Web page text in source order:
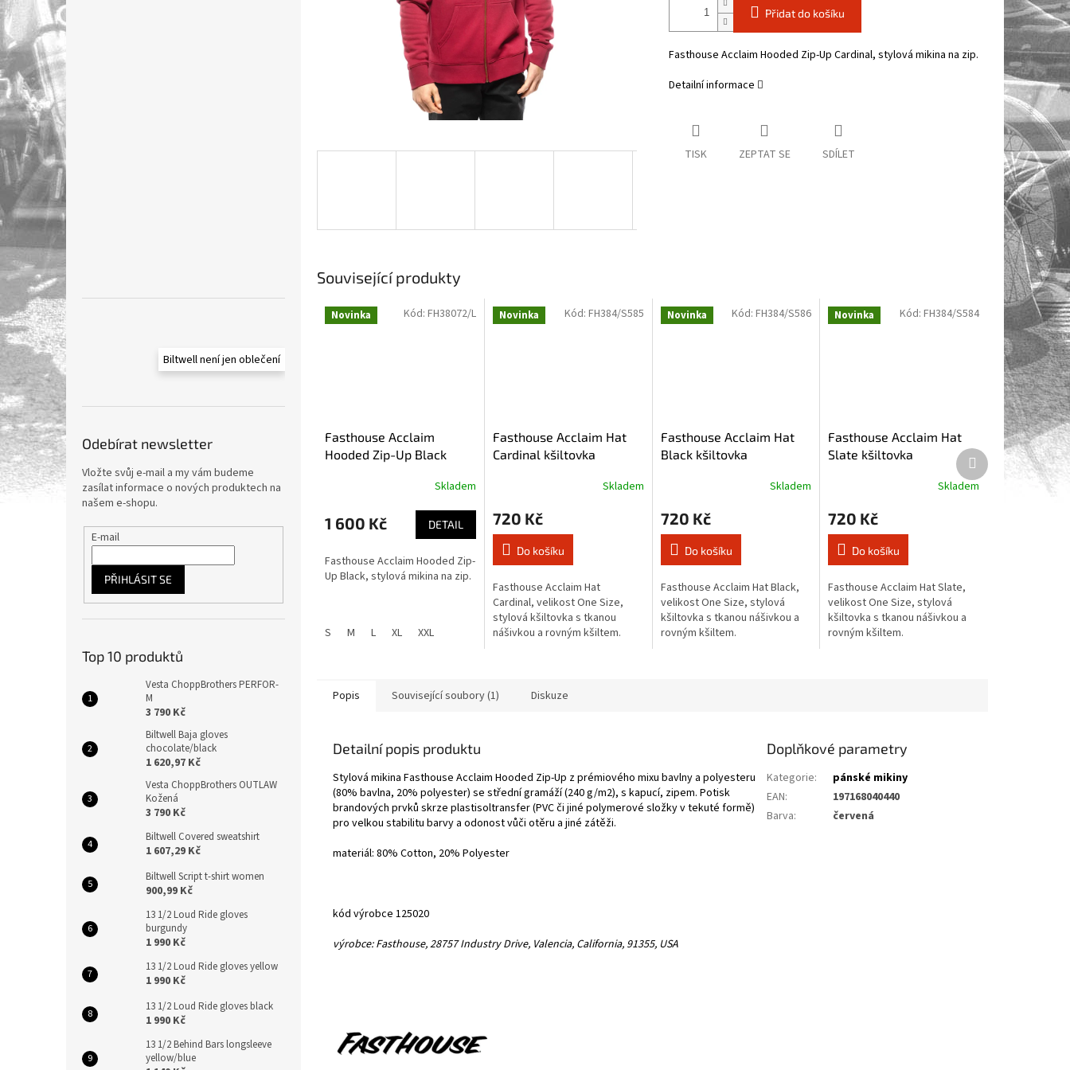
n
e
Biltwell není jen oblečení
Odebírat newsletter
Vložte svůj e-mail a my vám budeme
zasílat informace o nových produktech na
našem e-shopu.
E-mail
PŘIHLÁSIT SE
Top 10 produktů
Vesta ChoppBrothers PERFOR-
M
3 790 Kč
Biltwell Baja gloves
chocolate/black
1 620,97 Kč
Vesta ChoppBrothers OUTLAW
Kožená
3 790 Kč
Biltwell Covered sweatshirt
1 607,29 Kč
Biltwell Script t-shirt women
900,99 Kč
13 1/2 Loud Ride gloves
burgundy
1 990 Kč
13 1/2 Loud Ride gloves yellow
1 990 Kč
13 1/2 Loud Ride gloves black
1 990 Kč
13 1/2 Behind Bars longsleeve
yellow/blue
Přidat do košíku
Fasthouse Acclaim Hooded Zip-Up Cardinal, stylová mikina na zip.
Detailní informace
TISK ZEPTAT SE SDÍLET
Související produkty
Novinka
Fasthouse Acclaim
Hooded Zip-Up Black
Skladem
1 600 Kč DETAIL
Fasthouse Acclaim Hooded Zip-
Up Black, stylová mikina na zip.
S M L XL XXL
Kód: FH38072/L Novinka
Fasthouse Acclaim Hat
Cardinal kšiltovka
Skladem
720 Kč
Do košíku
Fasthouse Acclaim Hat
Cardinal, velikost One Size,
stylová kšiltovka s tkanou
nášivkou a rovným kšiltem.
Kód: FH384/S585 Novinka
Fasthouse Acclaim Hat
Black kšiltovka
Skladem
720 Kč
Do košíku
Fasthouse Acclaim Hat Black,
velikost One Size, stylová
kšiltovka s tkanou nášivkou a
rovným kšiltem.
Kód:FH384/S586 Novinka
Fasthouse Acclaim Hat
Slate kšiltovka
Skladem
720 Kč
Do košíku
Fasthouse Acclaim Hat Slate,
velikost One Size, stylová
kšiltovka s tkanou nášivkou a
rovným kšiltem.
Kód: FH384/S584
Další
produkt
Popis Související soubory (1) Diskuze
Detailní popis produktu
Stylová mikina Fasthouse Acclaim Hooded Zip-Up z prémiového mixu bavlny a polyesteru
(80% bavlna, 20% polyester) se střední gramáží (240 g/m2), s kapucí, zipem. Potisk
brandových prvků skrze plastisoltransfer (PVC či jiné polymerové složky v tekuté formě)
pro velkou stabilitu barvy a odonost vůči otěru a jiné zátěži.
materiál: 80% Cotton, 20% Polyester
kód výrobce 125020
výrobce: Fasthouse, 28757 Industry Drive, Valencia, California, 91355, USA
Doplňkové parametry
Kategorie:
pánské mikiny
EAN:
197168040440
Barva: červená